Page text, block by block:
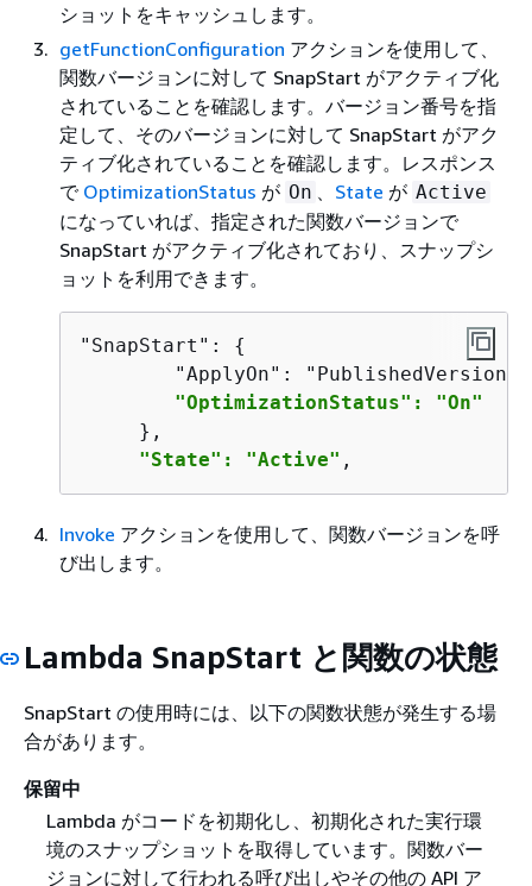
ショットをキャッシュします。
getFunctionConfiguration アクションを使用して、
関数バージョンに対して SnapStart がアクティブ化
されていることを確認します。バージョン番号を指
定して、そのバージョンに対して SnapStart がアク
ティブ化されていることを確認します。レスポンス
で OptimizationStatus が On State が Active
になっていれば、指定された関数バージョンで
SnapStart がアクティブ化されており、スナップシ
ョットを利用できます。
"SnapStart": {
"ApplyOn":
"OptimizationStatus": "On"
     },
"State": "Active" ,
Invoke アクションを使用して、関数バージョンを呼
び出します。
Lambda SnapStart と関数の状態
SnapStart の使用時には、以下の関数状態が発生する場
合があります。
保留中
Lambda がコードを初期化し、初期化された実行環
境のスナップショットを取得しています。関数バー
ジョンに対して行われる呼び出しやその他の API ア